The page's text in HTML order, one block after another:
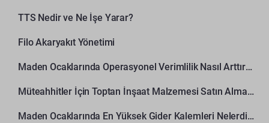
TTS Nedir ve Ne İşe Yarar?
Filo Akaryakıt Yönetimi
Maden Ocaklarında Operasyonel Verimlilik Nasıl Arttırılır?
Müteahhitler İçin Toptan İnşaat Malzemesi Satın Alma Rehberi
Maden Ocaklarında En Yüksek Gider Kalemleri Nelerdir?